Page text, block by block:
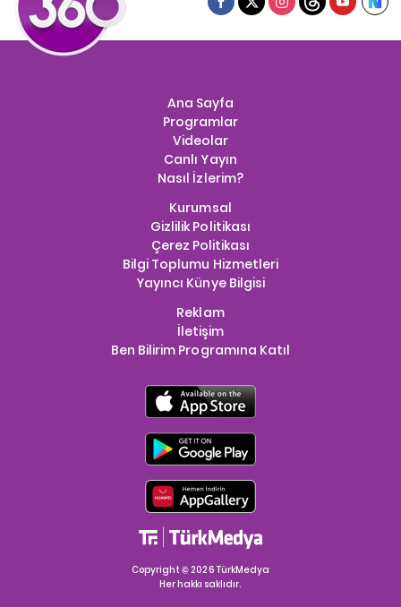
Ana Sayfa
Programlar
Videolar
Canlı Yayın
Nasıl İzlerim?
Kurumsal
Gizlilik Politikası
Çerez Politikası
Bilgi Toplumu Hizmetleri
Yayıncı Künye Bilgisi
Reklam
İletişim
Ben Bilirim Programına Katıl
Copyright © 2026 TürkMedya
Her hakkı saklıdır.